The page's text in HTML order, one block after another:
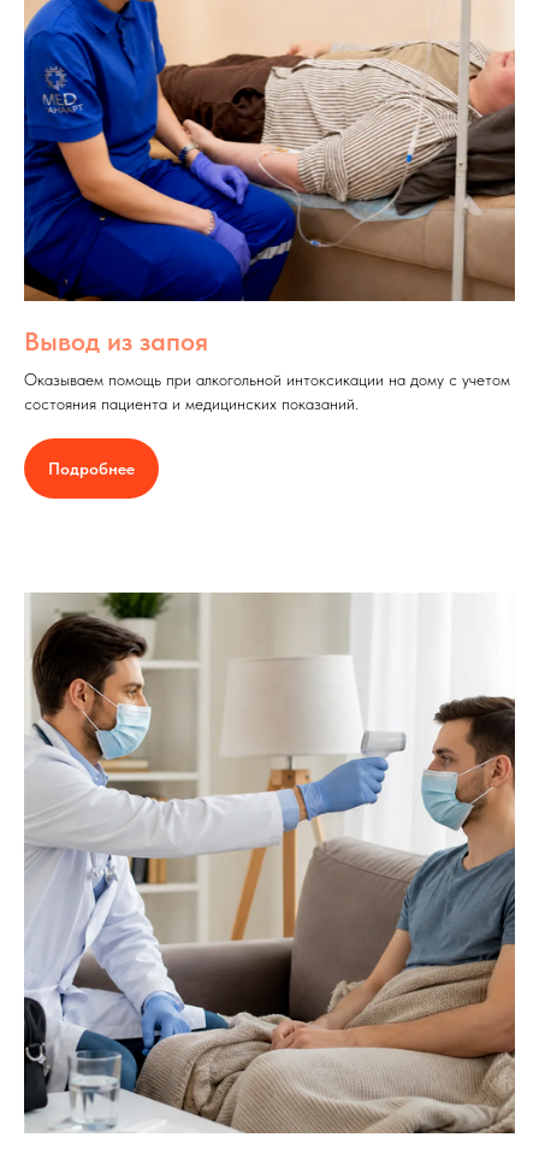
Вывод из запоя
Оказываем помощь при алкогольной интоксикации на дому с учетом
состояния пациента и медицинских показаний.
Подробнее